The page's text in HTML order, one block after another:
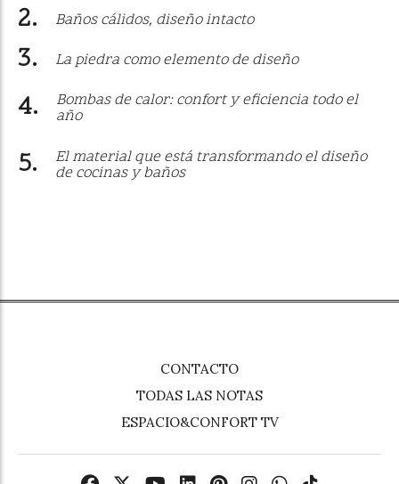
Baños cálidos, diseño intacto
La piedra como elemento de diseño
Bombas de calor: confort y eficiencia todo el
año
El material que está transformando el diseño
de cocinas y baños
CONTACTO
TODAS LAS NOTAS
ESPACIO&CONFORT TV